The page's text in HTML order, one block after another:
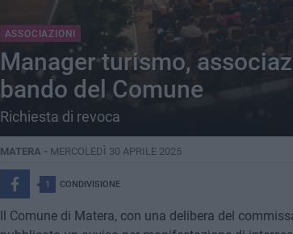
ASSOCIAZIONI
Manager turismo,
bando del Comune
Richiesta di revoca
MATERA - MERCOLEDÌ 30 APRILE 2025
1 CONDIVISIONE
Il Comune di Matera, con una delibera del